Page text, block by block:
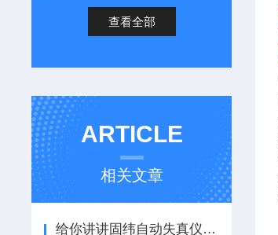
查看全部
ARTICLE
相关文章
给你讲讲固纬自动失真仪的操作指南